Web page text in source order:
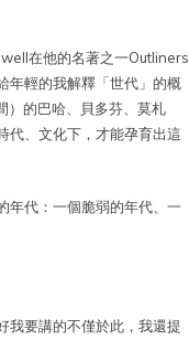
在他的名著之一Outliners
年輕的我解釋「世代」的概
）的巴哈、貝多芬、莫札
代、文化下，才能孕育出這
年代：一個脆弱的年代、一
我要講的不僅於此，我還提